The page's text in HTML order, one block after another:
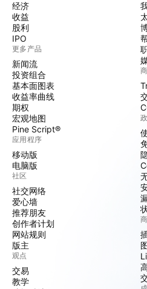
经济
收益
股利
IPO
更多产品
新闻流
投资组合
基本面图表
收益率曲线
期权
宏观地图
Pine Script®
应用程序
移动版
电脑版
社区
社交网络
爱心墙
推荐朋友
创作者计划
网站规则
版主
观点
交易
教学